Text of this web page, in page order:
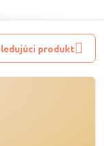
produkt